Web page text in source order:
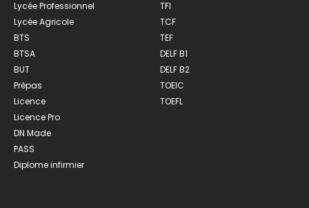
Lycée Professionnel
Lycée Agricole
BTS
BTSA
BUT
Prépas
Licence
Licence Pro
DN Made
PASS
Diplome infirmier
TFI
TCF
TEF
DELF B1
DELF B2
TOEIC
TOEFL